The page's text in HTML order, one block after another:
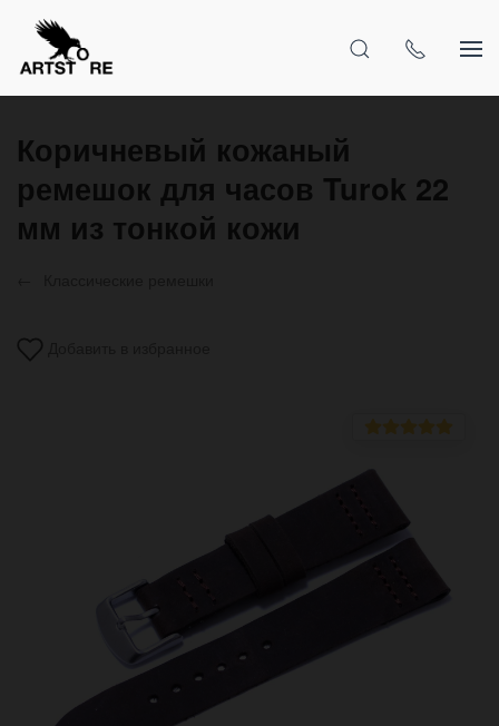
Коричневый кожаный
ремешок для часов Turok 22
мм из тонкой кожи